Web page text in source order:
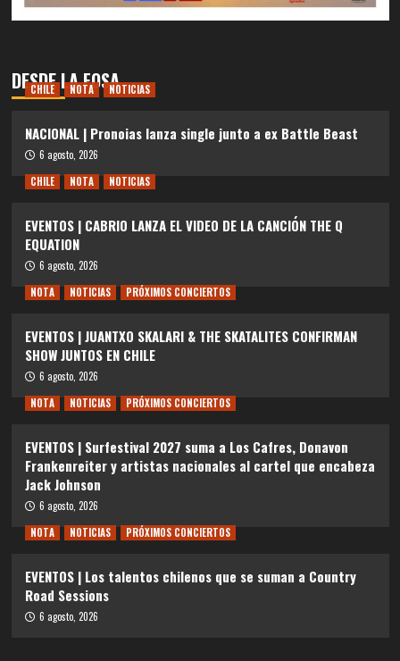
DESDE LA FOSA
CHILE NOTA NOTICIAS
NACIONAL | Pronoias lanza single junto a ex Battle Beast
6 agosto, 2026
CHILE
NOTA NOTICIAS
EVENTOS | CABRIO LANZA EL VIDEO DE LA CANCIÓN THE Q
EQUATION
6 agosto, 2026
NOTA
NOTICIAS PRÓXIMOS CONCIERTOS
EVENTOS | JUANTXO SKALARI & THE SKATALITES CONFIRMAN
SHOW JUNTOS EN CHILE
6 agosto, 2026
NOTA
NOTICIAS PRÓXIMOS CONCIERTOS
EVENTOS | Surfestival 2027 suma a Los Cafres, Donavon
Frankenreiter y artistas nacionales al cartel que encabeza
Jack Johnson
6 agosto, 2026
NOTA
NOTICIAS PRÓXIMOS CONCIERTOS
EVENTOS | Los talentos chilenos que se suman a Country
Road Sessions
6 agosto, 2026